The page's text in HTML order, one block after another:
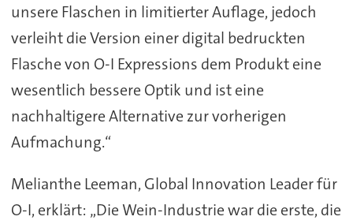
unsere Flaschen in limitierter Auflage, jedoch
verleiht die Version einer digital bedruckten
Flasche von O-I Expressions dem Produkt eine
wesentlich bessere Optik und ist eine
nachhaltigere Alternative zur vorherigen
Aufmachung.“
Melianthe Leeman, Global Innovation Leader für
O-I, erklärt: „Die Wein-Industrie war die erste, die